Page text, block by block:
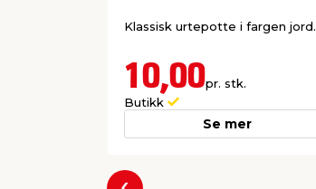
Klassisk urtepotte i fargen jord.
10,00pr. stk.
Butikk
Se mer